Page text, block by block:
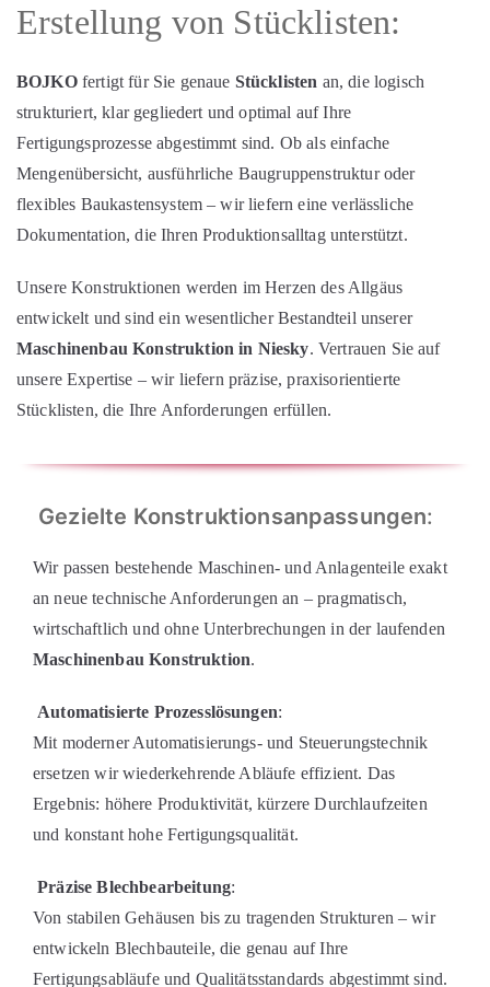
Erstellung von Stücklisten:
BOJKOfertigt für Sie genaue Stücklisten an, die logisch
strukturiert, klar gegliedert und optimal auf Ihre
Fertigungsprozesse abgestimmt sind. Ob als einfache
Mengenübersicht, ausführliche Baugruppenstruktur oder
flexibles Baukastensystem – wir liefern eine verlässliche
Dokumentation, die Ihren Produktionsalltag unterstützt.
Unsere Konstruktionen werden im Herzen des Allgäus
entwickelt und sind ein wesentlicher Bestandteil unserer
Maschinenbau Konstruktion in Niesky. Vertrauen Sie auf
unsere Expertise – wir liefern präzise, praxisorientierte
Stücklisten, die Ihre Anforderungen erfüllen.
Gezielte Konstruktionsanpassungen:
Wir passen bestehende Maschinen- und Anlagenteile exakt
an neue technische Anforderungen an – pragmatisch,
wirtschaftlich und ohne Unterbrechungen in der laufenden
Maschinenbau Konstruktion.
Automatisierte Prozesslösungen:
Mit moderner Automatisierungs- und Steuerungstechnik
ersetzen wir wiederkehrende Abläufe effizient. Das
Ergebnis: höhere Produktivität, kürzere Durchlaufzeiten
und konstant hohe Fertigungsqualität.
Präzise Blechbearbeitung:
Von stabilen Gehäusen bis zu tragenden Strukturen – wir
entwickeln Blechbauteile, die genau auf Ihre
Fertigungsabläufe und Qualitätsstandards abgestimmt sind.